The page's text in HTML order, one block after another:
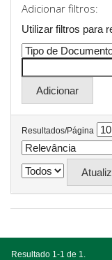
Adicionar filtros:
Utilizar filtros para
Resultados/Página
Resultado 1-1 de 1.